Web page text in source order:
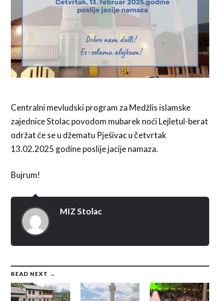
Centralni mevludski program za Medžlis islamske
zajednice Stolac povodom mubarek noći Lejletul-berat
održat će se u džematu Pješivac u četvrtak
13.02.2025 godine poslije jacije namaza.
Bujrum!
MIZ Stolac
READ NEXT →